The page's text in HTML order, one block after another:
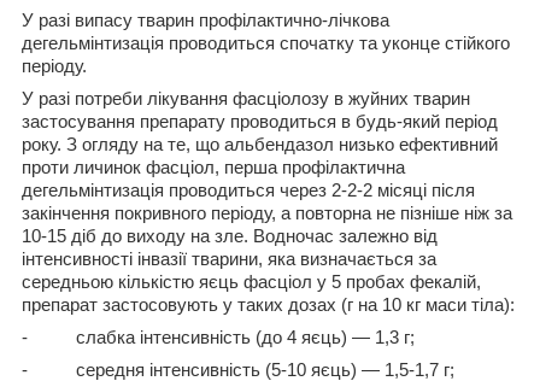
У разі випасу тварин профілактично-лічкова
дегельмінтизація проводиться спочатку та уконце стійкого
періоду.
У разі потреби лікування фасціолозу в жуйних тварин
застосування препарату проводиться в будь-який період
року. З огляду на те, що альбендазол низько ефективний
проти личинок фасціол, перша профілактична
дегельмінтизація проводиться через 2-2-2 місяці після
закінчення покривного періоду, а повторна не пізніше ніж за
10-15 діб до виходу на зле. Водночас залежно від
інтенсивності інвазії тварини, яка визначається за
середньою кількістю яєць фасціол у 5 пробах фекалій,
препарат застосовують у таких дозах (г на 10 кг маси тіла):
- слабка інтенсивність (до 4 яєць) — 1,3 г;
- середня інтенсивність (5-10 яєць) — 1,5-1,7 г;